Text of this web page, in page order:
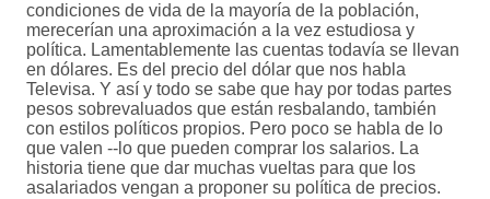
condiciones de vida de la mayoría de la población,
merecerían una aproximación a la vez estudiosa y
política. Lamentablemente las cuentas todavía se llevan
en dólares. Es del precio del dólar que nos habla
Televisa. Y así y todo se sabe que hay por todas partes
pesos sobrevaluados que están resbalando, también
con estilos políticos propios. Pero poco se habla de lo
que valen --lo que pueden comprar los salarios. La
historia tiene que dar muchas vueltas para que los
asalariados vengan a proponer su política de precios.